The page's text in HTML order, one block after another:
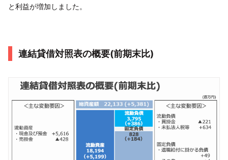
と利益が増加しました。
連結貸借対照表の概要(前期末比)